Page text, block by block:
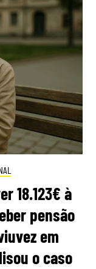
18.123€ à
pensão
em
o caso